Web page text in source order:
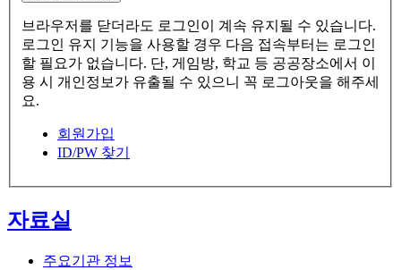
브라우저를 닫더라도 로그인이 계속 유지될 수 있습니다.
로그인 유지 기능을 사용할 경우 다음 접속부터는 로그인
할 필요가 없습니다. 단, 게임방, 학교 등 공공장소에서 이
용 시 개인정보가 유출될 수 있으니 꼭 로그아웃을 해주세
요.
회원가입
ID/PW 찾기
자료실
주요기관 정보